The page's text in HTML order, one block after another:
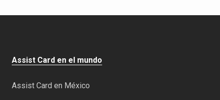
Assist Card en el mundo
Assist Card en México